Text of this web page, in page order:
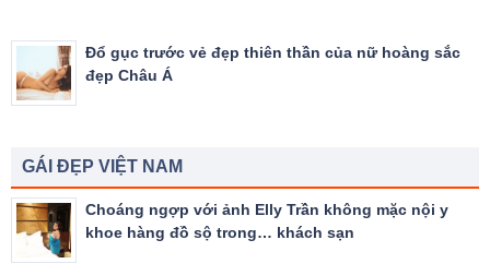
Đổ gục trước vẻ đẹp thiên thần của nữ hoàng sắc
đẹp Châu Á
GÁI ĐẸP VIỆT NAM
Choáng ngợp với ảnh Elly Trần không mặc nội y
khoe hàng đồ sộ trong… khách sạn